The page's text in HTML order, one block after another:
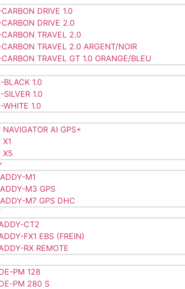
DRIVE 1.0
DRIVE 2.0
TRAVEL 2.0
TRAVEL 2.0 ARGENT/NOIR
TRAVEL GT 1.0 ORANGE/BLEU
BLACK 1.0
SILVER 1.0
WHITE 1.0
NAVIGATOR AI GPS+
X5
M1
M3 GPS
M7 GPS DHC
CT2
FX1 EBS (FREIN)
RX REMOTE
PM 128
PM 280 S